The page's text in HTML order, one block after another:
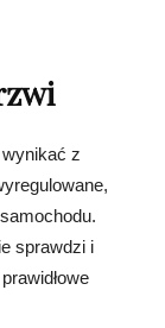
z
sprawdzi i